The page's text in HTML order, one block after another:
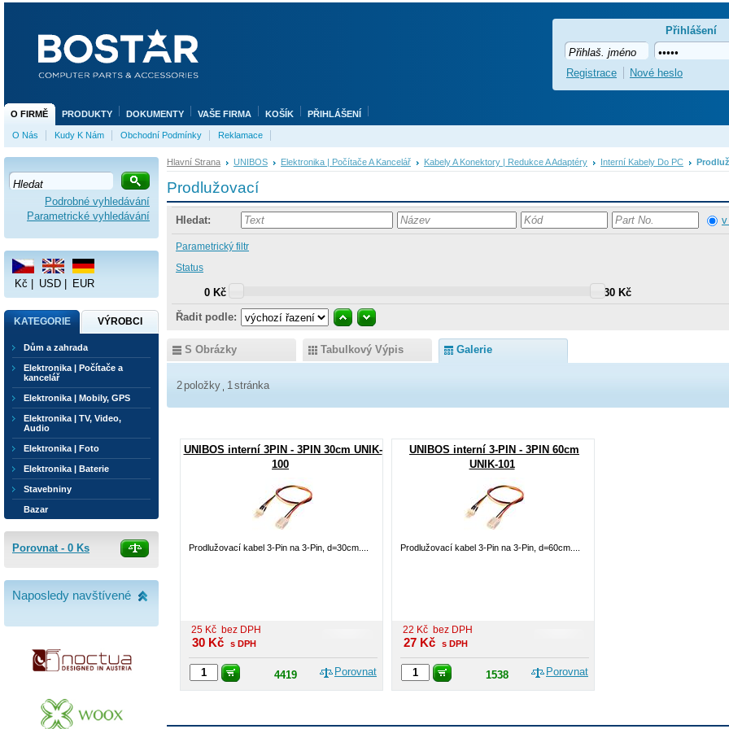
Hlavní Strana UNIBOS Elektronika | Počítače A Kancelář Kabely A Konektory | Redukce A Adaptéry Interní Kabely Do PC
Prodlužovací
Hledat: v
Parametrický filtr
Status
0 Kč
30 Kč
Řadit podle:
S Obrázky Tabulkový Výpis Galerie
2 položky 1stránka
UNIBOS interní 3PIN - 3PIN 30cm UNIK-
100
Prodlužovací kabel 3-Pin na 3-Pin, d=30cm....
25 Kč bez DPH
30 Kč s DPH
Porovnat
4419
UNIBOS interní 3-PIN - 3PIN 60cm
UNIK-101
Prodlužovací kabel 3-Pin na 3-Pin, d=60cm....
22 Kč bez DPH
27 Kč s DPH
Porovnat
1538
Podrobné vyhledávání
Parametrické vyhledávání
Kč USD EUR
KATEGORIE VÝROBCI
Dům a zahrada
Elektronika | Počítače a
kancelář
Elektronika | Mobily, GPS
Elektronika | TV, Video,
Audio
Elektronika | Foto
Elektronika | Baterie
Stavebniny
Bazar
Porovnat - 0 Ks
Naposledy navštívené
O FIRMĚ PRODUKTY DOKUMENTY VAŠE FIRMA KOŠÍK PŘIHLÁŠENÍ
O Nás Kudy K Nám Obchodní Podmínky Reklamace
Přihlášení
Registrace Nové heslo